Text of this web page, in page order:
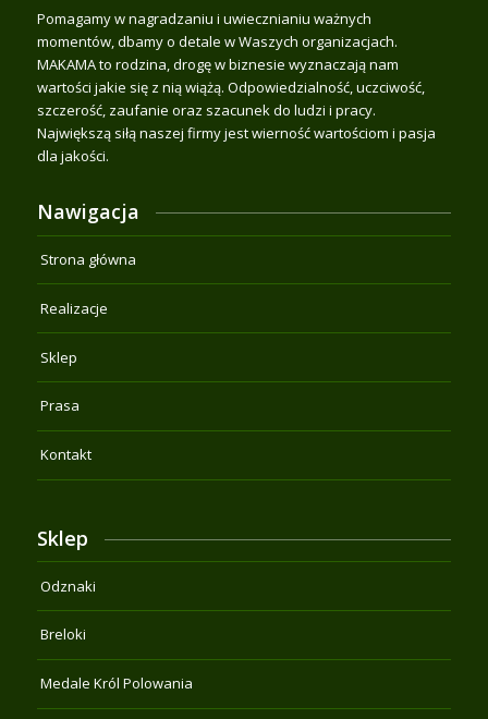
Pomagamy w nagradzaniu i uwiecznianiu ważnych
momentów, dbamy o detale w Waszych organizacjach.
MAKAMA to rodzina, drogę w biznesie wyznaczają nam
wartości jakie się z nią wiążą. Odpowiedzialność, uczciwość,
szczerość, zaufanie oraz szacunek do ludzi i pracy.
Największą siłą naszej firmy jest wierność wartościom i pasja
dla jakości.
Nawigacja
Strona główna
Realizacje
Sklep
Prasa
Kontakt
Sklep
Odznaki
Breloki
Medale Król Polowania